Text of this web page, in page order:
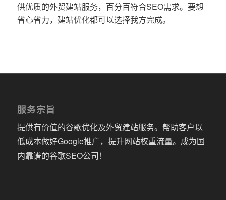
供优质的外贸建站服务，百分百符合SEO需求。要想
省心省力，建站优化都可以选择我方完成。
服务宗旨
提供有价值的谷歌优化及外贸建站服务。帮助客户以
低成本做好Google推广，提升网站权重流量。成为国
内靠谱的谷歌SEO公司！